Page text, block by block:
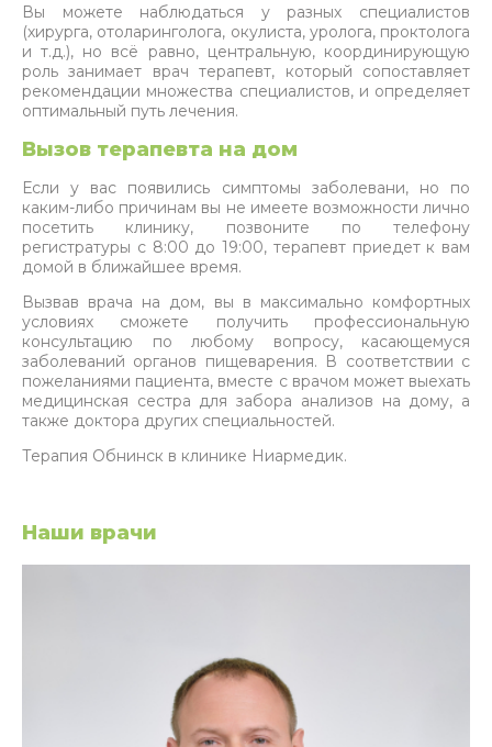
Вы можете наблюдаться у разных специалистов
(хирурга, отоларинголога, окулиста, уролога, проктолога
и т.д.), но всё равно, центральную, координирующую
роль занимает врач терапевт, который сопоставляет
рекомендации множества специалистов, и определяет
оптимальный путь лечения.
Вызов терапевта на дом
Если у вас появились симптомы заболевани, но по
каким-либо причинам вы не имеете возможности лично
посетить клинику, позвоните по телефону
регистратуры с 8:00 до 19:00, терапевт приедет к вам
домой в ближайшее время.
Вызвав врача на дом, вы в максимально комфортных
условиях сможете получить профессиональную
консультацию по любому вопросу, касающемуся
заболеваний органов пищеварения. В соответствии с
пожеланиями пациента, вместе с врачом может выехать
медицинская сестра для забора анализов на дому, а
также доктора других специальностей.
Терапия Обнинск в клинике Ниармедик.
Наши врачи